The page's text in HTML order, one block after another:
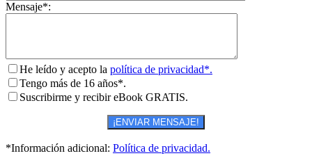
Mensaje*:
He leído y acepto la política de privacidad*.
Tengo más de 16 años*.
Suscribirme y recibir eBook GRATIS.
*Información adicional: Política de privacidad.